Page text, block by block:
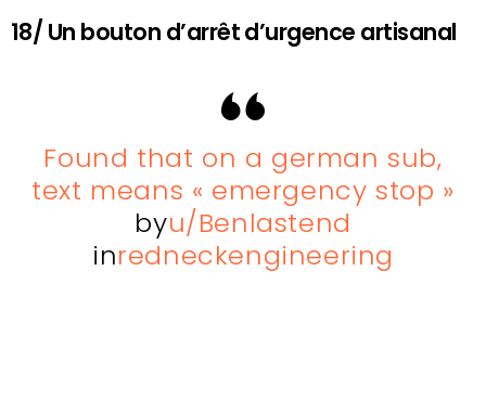
18/ Un bouton d’arrêt d’urgence artisanal
Found that on a german sub,
text means « emergency stop »
byu/Benlastend
inredneckengineering